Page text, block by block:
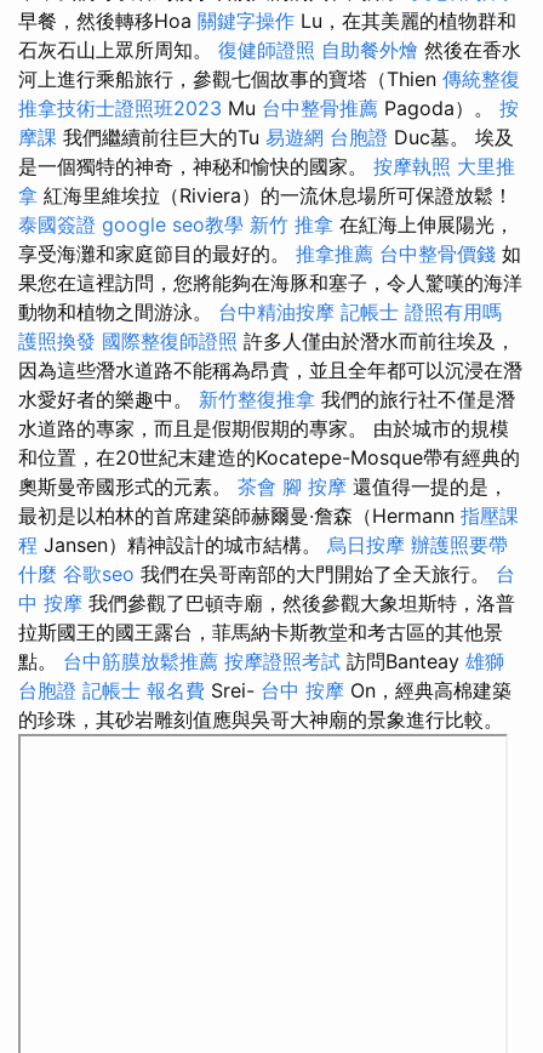
早餐，然後轉移Hoa 關鍵字操作 Lu，在其美麗的植物群和
石灰石山上眾所周知。 復健師證照 自助餐外燴 然後在香水
河上進行乘船旅行，參觀七個故事的寶塔（Thien 傳統整復
推拿技術士證照班2023 Mu 台中整骨推薦 Pagoda）。 按
摩課 我們繼續前往巨大的Tu 易遊網 台胞證 Duc墓。 埃及
是一個獨特的神奇，神秘和愉快的國家。 按摩執照 大里推
拿 紅海里維埃拉（Riviera）的一流休息場所可保證放鬆！
泰國簽證 google seo教學 新竹 推拿 在紅海上伸展陽光，
享受海灘和家庭節目的最好的。 推拿推薦 台中整骨價錢 如
果您在這裡訪問，您將能夠在海豚和塞子，令人驚嘆的海洋
動物和植物之間游泳。 台中精油按摩 記帳士 證照有用嗎
護照換發 國際整復師證照 許多人僅由於潛水而前往埃及，
因為這些潛水道路不能稱為昂貴，並且全年都可以沉浸在潛
水愛好者的樂趣中。 新竹整復推拿 我們的旅行社不僅是潛
水道路的專家，而且是假期假期的專家。 由於城市的規模
和位置，在20世紀末建造的Kocatepe-Mosque帶有經典的
奧斯曼帝國形式的元素。 茶會 腳 按摩 還值得一提的是，
最初是以柏林的首席建築師赫爾曼·詹森（Hermann 指壓課
程 Jansen）精神設計的城市結構。 烏日按摩 辦護照要帶
什麼 谷歌seo 我們在吳哥南部的大門開始了全天旅行。 台
中 按摩 我們參觀了巴頓寺廟，然後參觀大象坦斯特，洛普
拉斯國王的國王露台，菲馬納卡斯教堂和考古區的其他景
點。 台中筋膜放鬆推薦 按摩證照考試 訪問Banteay 雄獅
台胞證 記帳士 報名費 Srei- 台中 按摩 On，經典高棉建築
的珍珠，其砂岩雕刻值應與吳哥大神廟的景象進行比較。